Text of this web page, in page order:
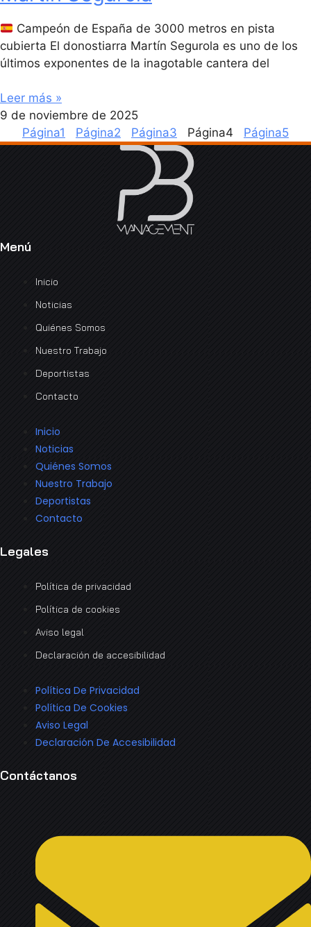
Campeón de España de 3000 metros en pista
cubierta El donostiarra Martín Segurola es uno de los
últimos exponentes de la inagotable cantera del
Leer más »
9 de noviembre de 2025
Página1 Página2 Página3 Página4 Página5
Menú
Inicio
Noticias
Quiénes Somos
Nuestro Trabajo
Deportistas
Contacto
Inicio
Noticias
Quiénes Somos
Nuestro Trabajo
Deportistas
Contacto
Legales
Política de privacidad
Política de cookies
Aviso legal
Declaración de accesibilidad
Política De Privacidad
Política De Cookies
Aviso Legal
Declaración De Accesibilidad
Contáctanos